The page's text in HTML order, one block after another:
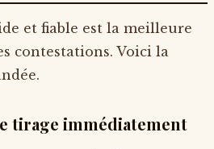
et fiable est la meilleure
contestations. Voici la
tirage immédiatement